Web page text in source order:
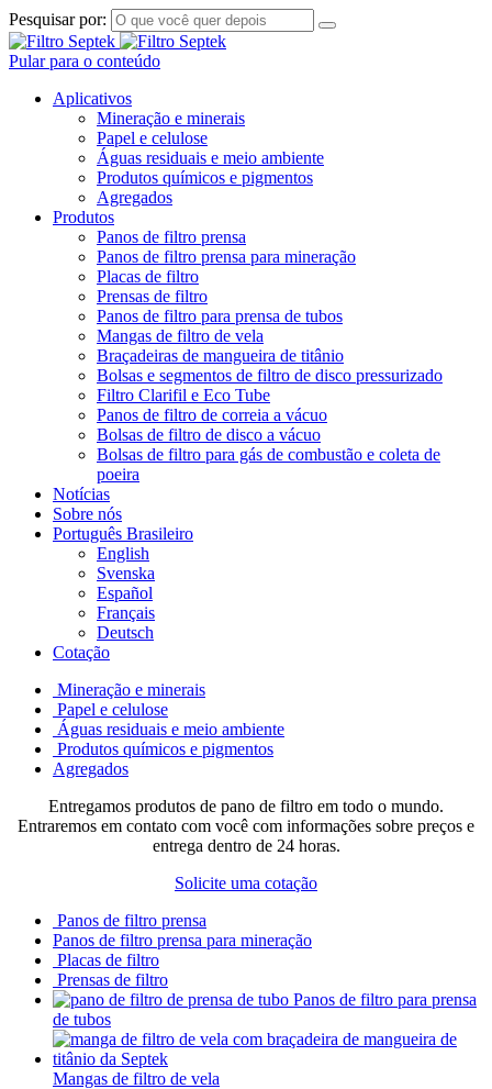
Pesquisar por:
Pular para o conteúdo
Aplicativos
Mineração e minerais
Papel e celulose
Águas residuais e meio ambiente
Produtos químicos e pigmentos
Agregados
Produtos
Panos de filtro prensa
Panos de filtro prensa para mineração
Placas de filtro
Prensas de filtro
Panos de filtro para prensa de tubos
Mangas de filtro de vela
Braçadeiras de mangueira de titânio
Bolsas e segmentos de filtro de disco pressurizado
Filtro Clarifil e Eco Tube
Panos de filtro de correia a vácuo
Bolsas de filtro de disco a vácuo
Bolsas de filtro para gás de combustão e coleta de
poeira
Notícias
Sobre nós
Português Brasileiro
English
Svenska
Español
Français
Deutsch
Cotação
Mineração e minerais
Papel e celulose
Águas residuais e meio ambiente
Produtos químicos e pigmentos
Agregados
Entregamos produtos de pano de filtro em todo o mundo.
Entraremos em contato com você com informações sobre preços e
entrega dentro de 24 horas.
Solicite uma cotação
Panos de filtro prensa
Panos de filtro prensa para mineração
Placas de filtro
Prensas de filtro
Panos de filtro para prensa
de tubos
Mangas de filtro de vela